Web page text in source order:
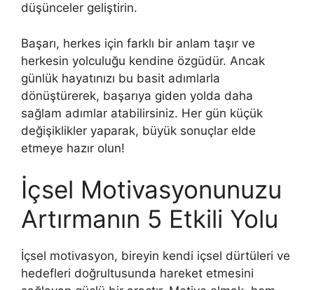
düşünceler geliştirin.
Başarı, herkes için farklı bir anlam taşır ve
herkesin yolculuğu kendine özgüdür. Ancak
günlük hayatınızı bu basit adımlarla
dönüştürerek, başarıya giden yolda daha
sağlam adımlar atabilirsiniz. Her gün küçük
değişiklikler yaparak, büyük sonuçlar elde
etmeye hazır olun!
İçsel Motivasyonunuzu
Artırmanın 5 Etkili Yolu
İçsel motivasyon, bireyin kendi içsel dürtüleri ve
hedefleri doğrultusunda hareket etmesini